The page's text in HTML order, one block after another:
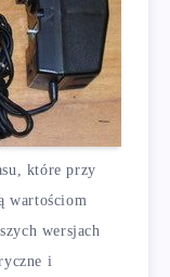
które przy
wartościom
wersjach
i